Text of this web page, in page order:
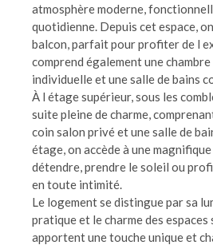
atmosphère moderne,
quotidienne. Depuis cet espace,
balcon, parfait pour profiter de l
comprend également une
individuelle et une salle de bains
À l étage supérieur, sous les
suite pleine de charme,
coin salon privé et une salle de
étage, on accède à une
détendre, prendre le soleil ou
en toute intimité.
Le logement se distingue par sa
pratique et le charme des
apportent une touche unique et